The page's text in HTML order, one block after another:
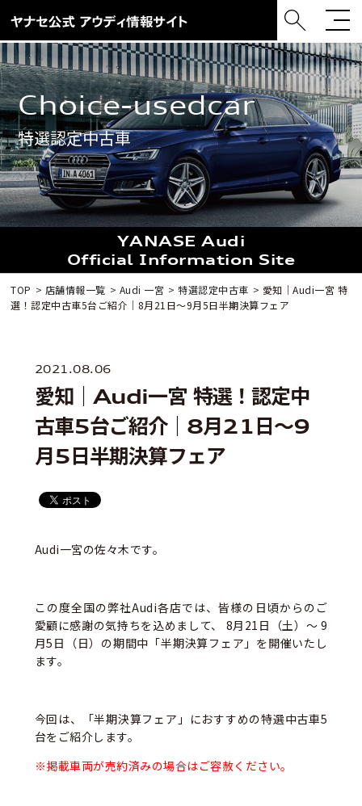
choice-usedcar
特選認定中古車
YANASE Audi
Official Information Site
TOP 店舗情報一覧 Audi 一宮 特選認定中古車
愛知｜Audi一宮 特
選！認定中古車5台ご紹介｜8月21日〜9月5日半期決算フェア
2021.08.06
愛知｜Audi一宮 特選！認定中
古車5台ご紹介｜8月21日〜9
月5日半期決算フェア
Audi一宮の佐々木です。
この度全国の弊社Audi各店では、皆様の⽇頃からのご
愛顧に感謝の気持ちを込めまして、 8月21日（土）～ 9
月5日（日）の期間中「半期決算フェア」を開催いたし
ます。
今回は、「半期決算フェア」におすすめの特選中古車5
台をご紹介します。
※掲載車両が売約済みの場合はご容赦ください。